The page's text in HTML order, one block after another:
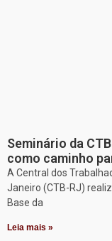
Seminário da
como caminho
A Central dos
Janeiro (CTB-RJ)
Base da
Leia mais »